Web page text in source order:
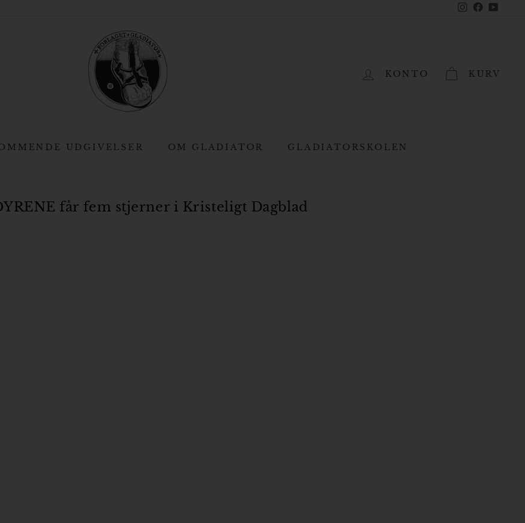
InstagramFacebook
F
o
r
l
a
g
t
a
d
KONTO KURV
UDGIVELSER OM GLADIATOR GLADIATORSKOLEN
får fem stjerner i Kristeligt Dagblad